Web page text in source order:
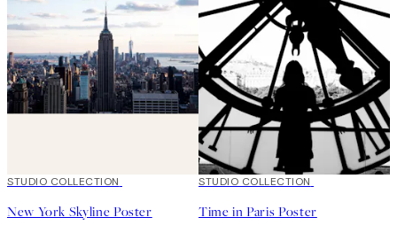
50%*
STUDIO COLLECTION
New York Skyline Poster
50%*
STUDIO COLLECTION
Time in Paris Poster